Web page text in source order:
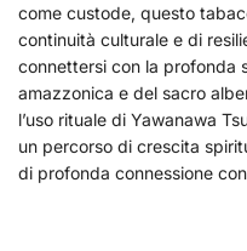
come custode, questo
continuità culturale e di
connettersi con la profonda
amazzonica e del sacro
l’uso rituale di Yawanawa
un percorso di crescita
di profonda connessione